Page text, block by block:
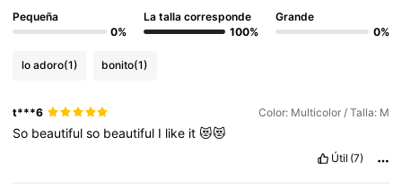
Pequeña
0%
La talla corresponde
100%
Grande
0%
lo adoro(1) bonito(1)
t***6 Color: Multicolor / Talla: M
So beautifulso beautiful I like it😻😻
Útil (7)